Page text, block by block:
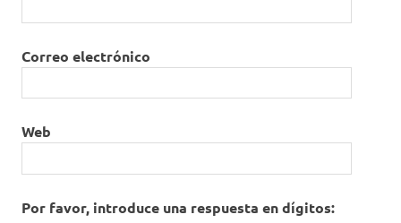
Correo electrónico
Web
Por favor, introduce una respuesta en dígitos: